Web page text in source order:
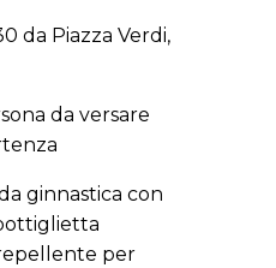
da Piazza Verdi,
da versare
ginnastica con
per